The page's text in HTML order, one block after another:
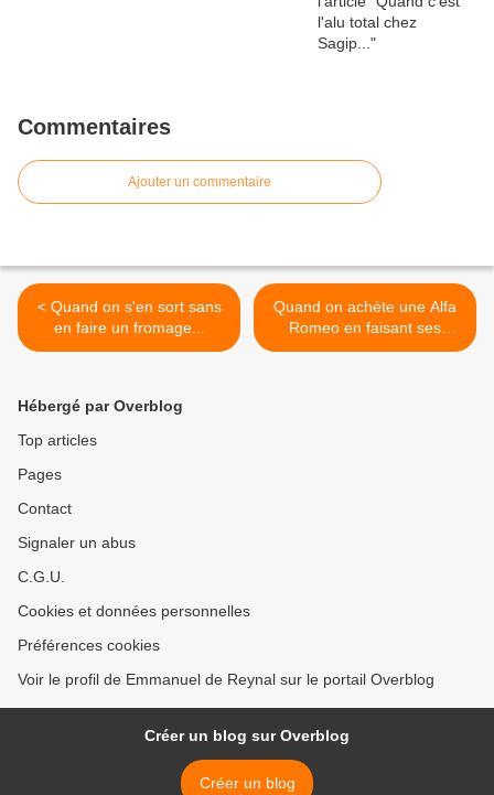
Commentaires
Ajouter un commentaire
< Quand on s'en sort sans
en faire un fromage...
Quand on achète une Alfa
Romeo en faisant ses
courses... >
Hébergé par Overblog
Top articles
Pages
Contact
Signaler un abus
C.G.U.
Cookies et données personnelles
Préférences cookies
Voir le profil de Emmanuel de Reynal sur le portail Overblog
Créer un blog sur Overblog
Créer un blog